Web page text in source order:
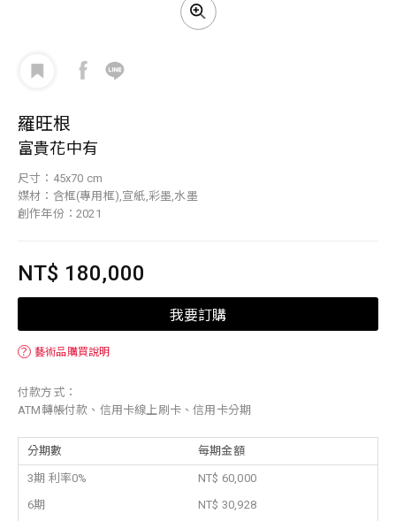
羅旺根
富貴花中有
尺寸：45x70 cm
媒材：含框(專用框),宣紙,彩墨,水墨
創作年份：2021
NT$ 180,000
我要訂購
？ 藝術品購買說明
付款方式：
ATM轉帳付款、信用卡線上刷卡、信用卡分期
分期數 每期金額
3期 利率0%
NT$ 60,000
6期
NT$ 30,928